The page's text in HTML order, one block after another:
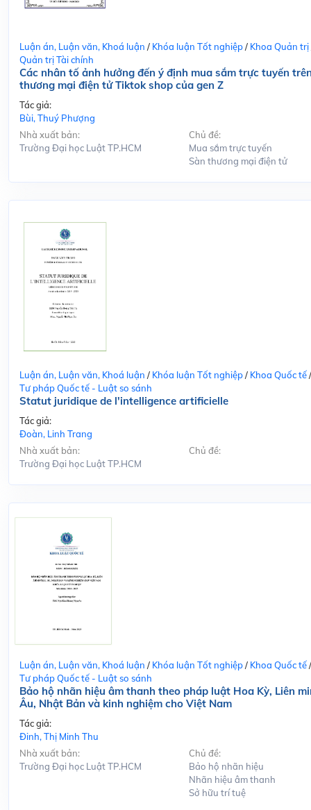
Luận án, Luận văn, Khoá luận / Khóa luận Tốt nghiệp/ Khoa Quản trị
Quản trị Tài chính
Các nhân tố ảnh hưởng đến ý định mua sắm trực tuyến
thương mại điện tử Tiktok shop của gen Z
Tác giả:
Bùi, Thuý Phượng
Nhà xuất bản:
Trường Đại học Luật TP.HCM
Chủ đề:
Mua sắm trực tuyến
Sàn thương mại điện tử
Luận án, Luận văn, Khoá luận / Khóa luận Tốt nghiệp/ Khoa Quốc tế/
Tư pháp Quốc tế - Luật so sánh
Statut juridique de l'intelligence artificielle
Tác giả:
Đoàn, Linh Trang
Nhà xuất bản:
Trường Đại học Luật TP.HCM
Chủ đề:
Luận án, Luận văn, Khoá luận / Khóa luận Tốt nghiệp/ Khoa Quốc tế/
Tư pháp Quốc tế - Luật so sánh
Bảo hộ nhãn hiệu âm thanh theo pháp luật Hoa Kỳ, Liên
Âu, Nhật Bản và kinh nghiệm cho Việt Nam
Tác giả:
Đinh, Thị Minh Thu
Nhà xuất bản:
Trường Đại học Luật TP.HCM
Chủ đề:
Bảo hộ nhãn hiệu
Nhãn hiệu âm thanh
Sở hữu trí tuệ